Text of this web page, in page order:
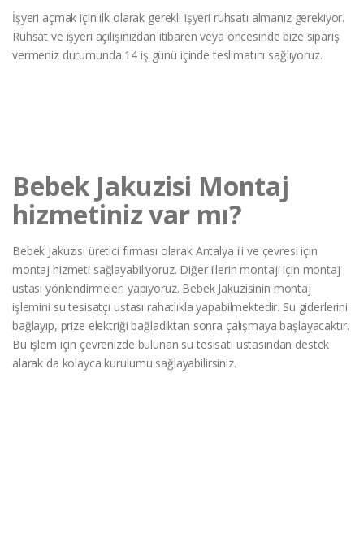
İşyeri açmak için ilk olarak gerekli işyeri ruhsatı almanız gerekiyor.
Ruhsat ve işyeri açılışınızdan itibaren veya öncesinde bize sipariş
vermeniz durumunda 14 iş günü içinde teslimatını sağlıyoruz.
Bebek Jakuzisi Montaj
hizmetiniz var mı?
Bebek Jakuzisi üretici firması olarak Antalya ili ve çevresi için
montaj hizmeti sağlayabiliyoruz. Diğer illerin montajı için montaj
ustası yönlendirmeleri yapıyoruz. Bebek Jakuzisinin montaj
işlemini su tesisatçı ustası rahatlıkla yapabilmektedir. Su giderlerini
bağlayıp, prize elektriği bağladıktan sonra çalışmaya başlayacaktır.
Bu işlem için çevrenizde bulunan su tesisatı ustasından destek
alarak da kolayca kurulumu sağlayabilirsiniz.